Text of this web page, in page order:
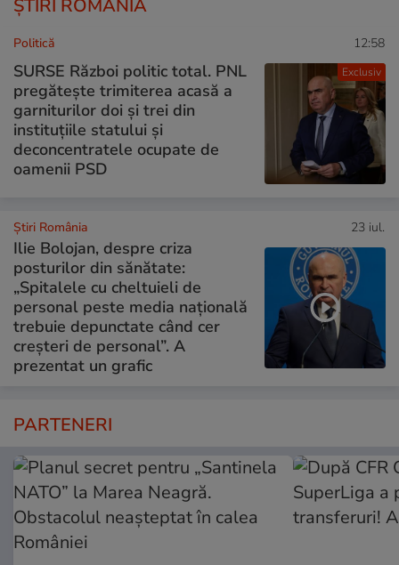
ȘTIRI ROMÂNIA
Exclusiv
Politică 12:58
SURSE Război politic total. PNL
pregătește trimiterea acasă a
garniturilor doi și trei din
instituțiile statului și
deconcentratele ocupate de
oamenii PSD
Știri România 23 iul.
Ilie Bolojan, despre criza
posturilor din sănătate:
„Spitalele cu cheltuieli de
personal peste media națională
trebuie depunctate când cer
creșteri de personal”. A
prezentat un grafic
PARTENERI